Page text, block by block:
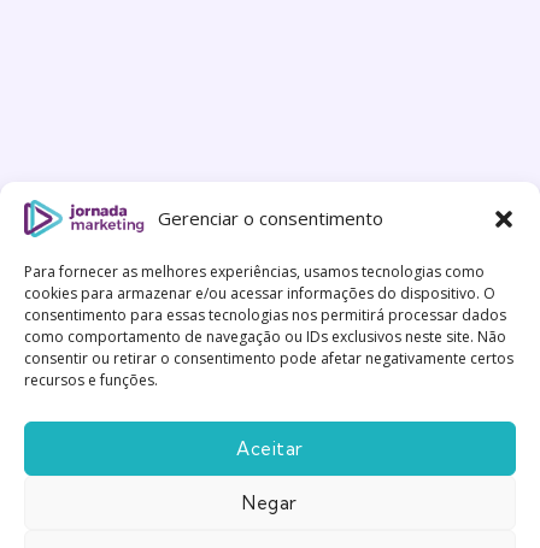
Gerenciar o consentimento
Para fornecer as melhores experiências, usamos tecnologias como
cookies para armazenar e/ou acessar informações do dispositivo. O
consentimento para essas tecnologias nos permitirá processar dados
como comportamento de navegação ou IDs exclusivos neste site. Não
consentir ou retirar o consentimento pode afetar negativamente certos
recursos e funções.
Aceitar
Negar
Política de Privacidade